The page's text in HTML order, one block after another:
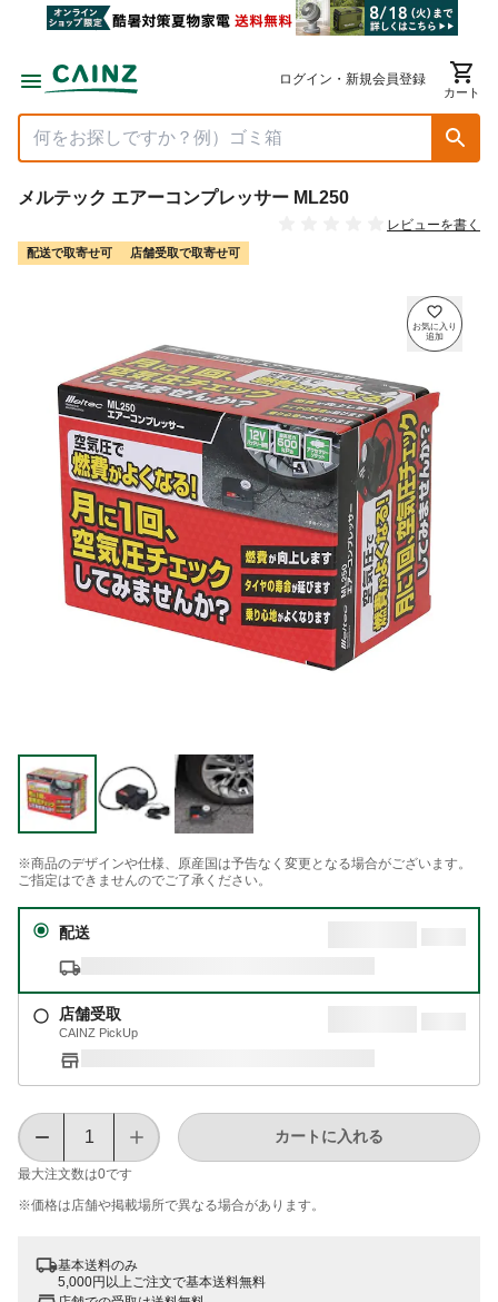
ログイン・新規会員登録
カート
メルテック エアーコンプレッサー ML250
レビューを書く
配送で取寄せ可 店舗受取で取寄せ可
※商品のデザインや仕様、原産国は予告なく変更となる場合がございます。
ご指定はできませんのでご了承ください。
配送
店舗受取
CAINZ PickUp
最大注文数は0です
カートに入れる
※価格は​店舗や​掲載場所で​異なる​場合が​あります。
基本送料のみ
5,000円以上ご注文で基本送料無料